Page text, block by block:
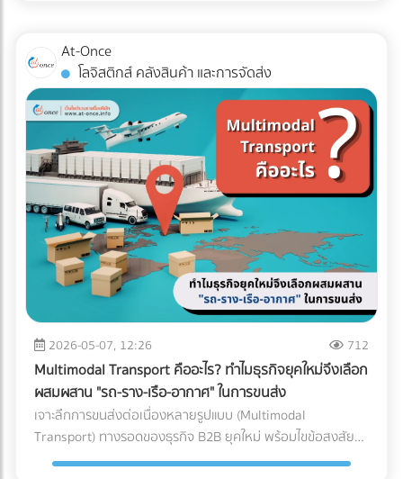
พ่วงแบบเรียบ (Flatbed) ทนทานต่อการบรรทุกของที่หนักมาก
และยาวเป็นพิเศษ ✅ สินค้าที่ตอบโจทย์: สินค้านำเข้า-ส่งออกที่
บรรจุในตู้คอนเทนเนอร์ (ไปรับ/ส่งที่ท่าเรือหรือท่าอากาศยาน),
ท่อเหล็กขนาดใหญ่, โครงสร้างเหล็กสะพาน, หรือรถยนต์ 3 เช็
กลิสต์ฉบับย่อ: ถามตัวเองก่อนตัดสินใจจ้างรถขนส่งเหมาคัน
สินค้าคืออะไร มีน้ำหนักและปริมาตร (คิว) เท่าไหร่? (เพื่อเลือกรถที่
รับน้ำหนักได้พอดี ไม่เหลือพื้นที่ว่างให้เสียเงินฟรี) จุดขึ้น-ลง
สินค้า มีข้อจำกัดไหม? (เช่น ซอยแคบ รถ 6 ล้อเข้าไม่ได้ หรือมี
เครื่องโฟล์คลิฟต์สำหรับโหลดของหรือไม่) ต้องการบริการเสริม
อะไรบ้าง? (เช่น ต้องการพนักงานยกของด้วย หรือต้องการ
ประกันภัยสินค้ามูลค่าสูงครอบคลุมเพิ่มเติม) สรุป การเลือก
ประเภทรถขนส่งให้ตรงกับงาน ไม่เพียงแต่ช่วยปกป้องสินค้าให้ถึง
มือลูกค้าอย่างปลอดภัย แต่ยังเป็นกลยุทธ์สำคัญที่ช่วยให้ฝ่ายจัด
ซื้อคุมงบประมาณ Logistics ได้อย่างมีประสิทธิภาพ กำลัง
วางแผนขนส่งสินค้าล็อตใหญ่อยู่ใช่ไหม? ไม่ต้องเสียเวลาโทรเช็
กราคาหลายที่ให้วุ่นวาย! ค้นหาและเปรียบเทียบ บริษัทขนส่ง
สินค้า, ผู้ให้บริการขนส่งเหมาคัน, และบริษัท Logistics ชั้นนำ ที่มี
รถพร้อมให้บริการทุกประเภท ผ่านการคัดกรองความน่าเชื่อถือ
แล้ว ได้ที่นี่
สามารถโยกย้ายไปช่วยงานทั้งฝั่งรับและฝั่งจ่ายได้ง่าย (Cross-
docking ทำได้สะดวก) ข้อควรระวัง: อาจเกิดความแออัดบริเวณ
ประตูเข้า-ออก หากมีการรับและส่งสินค้าพร้อมกันในปริมาณ
มากๆ เหมาะกับใคร?: ธุรกิจ SME, ธุรกิจที่มีพื้นที่อาคารจำกัด,
คลังสินค้าที่เน้นการกระจายสินค้าทั่วไป (FMCG) 2. รูปแบบตัว I
(I-Shaped / Through Layout) รูปแบบนี้คือการเดินทางเป็น
"เส้นตรง" จุดรับสินค้าจะอยู่หัวอาคาร และจุดจ่ายสินค้าจะอยู่ท้าย
อาคารฝั่งตรงข้ามกัน สินค้าจะไหลไปในทิศทางเดียวแบบไม่มีการ
ย้อนกลับ ข้อดี: ลดความสับสนและการวิ่งสวนทางกันได้อย่าง
เด็ดขาด กระบวนการทำงานไหลลื่นมาก (Straight-line flow) ลด
อุบัติเหตุบริเวณคอขวด ข้อควรระวัง: ต้องใช้อาคารที่มีความยาว
มาก และต้องใช้พื้นที่ภายนอก (ลานจอดรถ) ทั้ง 2 ฝั่งของอาคาร
ทำให้สิ้นเปลืองพื้นที่โดยรอบ เหมาะกับใคร?: โรงงานอุตสาหกรรม
ขนาดใหญ่, ธุรกิจที่มีปริมาณการเข้า-ออกของสินค้ามหาศาล
(High-volume), หรือสินค้าที่มีน้ำหนักมาก/ชิ้นใหญ่ที่เคลื่อนย้าย
ยาก 3. รูปแบบตัว L (L-Shaped Layout) ผังคลังสินค้าแบบตัว
L จะคล้ายกับตัว I แต่จุดรับสินค้าและจุดจ่ายสินค้าจะตั้งฉากกันที่
มุม 90 องศา (อยู่คนละด้านของผนังอาคาร) มักเกิดขึ้นจากข้อ
จำกัดของรูปทรงอาคาร หรือพื้นที่ที่ดิน ข้อดี: แยกพื้นที่รับและส่ง
สินค้าออกจากกันอย่างชัดเจน ลดความแออัดบริเวณประตูได้ดี
อีกต่อไป เพราะระบบไม่ได้ดูแค่สิ่งที่คุณยื่น แต่ดู "สิ่งที่คนอื่นยื่น
เกี่ยวกับคุณด้วย" คำถามสำคัญคือ... ธุรกิจของคุณพร้อมรับมือ
กับการถูกตรวจสอบหรือยัง? ในวันที่ข้อมูลทางการเงินทุกเส้น
ทางเชื่อมโยงถึงกัน 3 วิธีเตรียมพร้อมรับมือ ให้ธุรกิจปลอดภัย
จาก "ภาษีย้อนหลัง" นี่คือ 3 ตัววิธีปรับตัวสำคัญ ที่เจ้าของธุรกิจ
ต้องเริ่มทำตั้งแต่วันนี้ เพื่อสร้างภูมิคุ้มกันให้บริษัทปลอดภัยจาก
ฝันร้ายเรื่องภาษีย้อนหลัง: 1. บังคับใช้ "บัญชีเล่มเดียว" (Single
Account) อย่างเคร่งครัด หมดยุคของการทำ "บัญชีเล่มหนึ่งยื่น
สรรพากร บัญชีเล่มสองเก็บไว้ดูเอง" แล้ว เพราะข้อมูลเงินสดที่
เข้าบัญชีธนาคาร ข้อมูลค่าน้ำค่าไฟ หรือข้อมูลการนำเข้าสินค้า
ถูกเชื่อมโยงถึงกันหมด การจงใจทำรายได้ให้ต่ำกว่าความเป็นจริง
จะทำให้ตัวเลขในงบการเงินขัดแย้งกันเองจนกลายเป็นเป้าหมาย
หลักของ AI ทันที วิธีแก้: ลงบันทึกรายได้และค่าใช้จ่ายทุกรายการ
ตามความเป็นจริง นอกจากจะปลอดภัยจากสรรพากรแล้ว งบ
การเงินที่สะท้อนกำไรที่แท้จริง ยังช่วยให้ธุรกิจกู้ขอสินเชื่อกับ
ธนาคาร หรือดึงดูดนักลงทุนได้ง่ายขึ้นด้วย 2. ปรับตัวเข้าสู่ระบบ
Digital Tax แบบเต็มรูปแบบ ความผิดพลาดเล็กๆ น้อยๆ จาก
การทำงานของคน (Human Error) เช่น พิมพ์ตัวเลขใบกำกับ
ภาษีผิด หรือหัก ณ ที่จ่ายไม่ครบ ถือเป็นหนึ่งในสาเหตุหลักที่ทำให้
โดนเรียกตรวจสอบ วิธีแก้: เปลี่ยนจากการใช้กระดาษ มาใช้ระบบ
At-Once
โลจิสติกส์ คลังสินค้า และการจัดส่ง
2026-05-07, 12:26 712
Multimodal Transport คืออะไร? ทำไมธุรกิจยุคใหม่จึงเลือก
ผสมผสาน "รถ-ราง-เรือ-อากาศ" ในการขนส่ง
เจาะลึกการขนส่งต่อเนื่องหลายรูปแบบ (Multimodal
Transport) ทางรอดของธุรกิจ B2B ยุคใหม่ พร้อมไขข้อสงสัยว่า
ใครคือ "เจ้าภาพ" ตัวจริงที่ช่วยคุมต้นทุนและเวลา ค้นหาพาร์ท